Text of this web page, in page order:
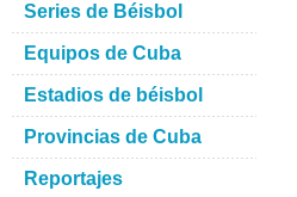
Series de Béisbol
Equipos de Cuba
Estadios de béisbol
Provincias de Cuba
Reportajes